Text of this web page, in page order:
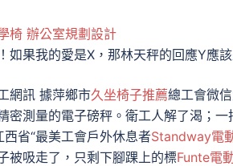
椅 辦公室規劃設計
如果我的愛是X，那林天秤的回應Y應
網訊 據萍鄉市久坐椅子推薦總工會微
密測量的電子磅秤。衛工人解了渴；
省“最美工會戶外休息者Standway電
被吸走了，只剩下腳踝上的標Funte電